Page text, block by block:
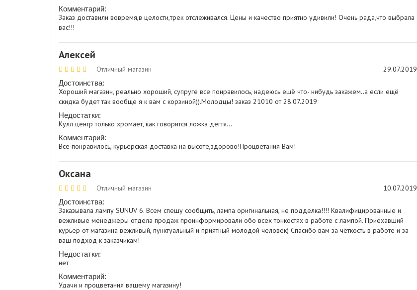
Комментарий:
Заказ доставили вовремя,в целости,трек отслеживался. Цены и качество приятно удивили! Очень рада,что выбрала
вас!!!
Алексей
Отличный магазин 29.07.2019
Достоинства:
Хороший магазин, реально хороший, супруге все понравилось, надеюсь ещё что- нибудь закажем..а если ещё
скидка будет так вообще я к вам с корзиной)).Молодцы! заказ 21010 от 28.07.2019
Недостатки:
Кулл центр только хромает, как говорится ложка дегтя...
Комментарий:
Все понравилось, курьерская доставка на высоте,здорово!Процветания Вам!
Оксана
Отличный магазин 10.07.2019
Достоинства:
Заказывала лампу SUNUV 6. Всем спешу сообщить, лампа оригинальная, не подделка!!!! Квалифицированные и
вежливые менеджеры отдела продаж проинформировали обо всех тонкостях в работе с лампой. Приехавший
курьер от магазина вежливый, пунктуальный и приятный молодой человек) Спасибо вам за чёткость в работе и за
ваш подход к заказчикам!
Недостатки:
нет
Комментарий:
Удачи и процветания вашему магазину!